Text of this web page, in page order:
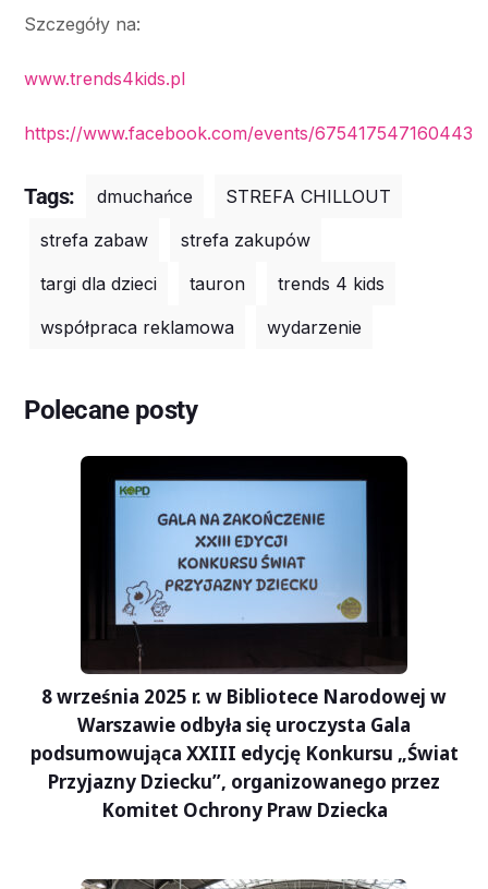
Szczegóły na:
www.trends4kids.pl
https://www.facebook.com/events/675417547160443
Tags: dmuchańce
STREFA CHILLOUT
strefa zabaw
strefa zakupów
targi dla dzieci
tauron
trends 4 kids
współpraca reklamowa
wydarzenie
Polecane posty
8 września 2025 r. w Bibliotece Narodowej w
Warszawie odbyła się uroczysta Gala
podsumowująca XXIII edycję Konkursu „Świat
Przyjazny Dziecku”, organizowanego przez
Komitet Ochrony Praw Dziecka